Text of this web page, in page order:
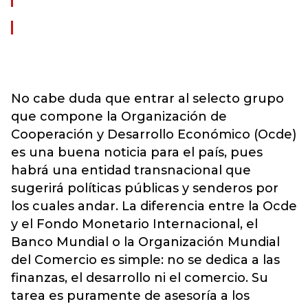
No cabe duda que entrar al selecto grupo
que compone la Organización de
Cooperación y Desarrollo Económico (Ocde)
es una buena noticia para el país, pues
habrá una entidad transnacional que
sugerirá políticas públicas y senderos por
los cuales andar. La diferencia entre la Ocde
y el Fondo Monetario Internacional, el
Banco Mundial o la Organización Mundial
del Comercio es simple: no se dedica a las
finanzas, el desarrollo ni el comercio. Su
tarea es puramente de asesoría a los